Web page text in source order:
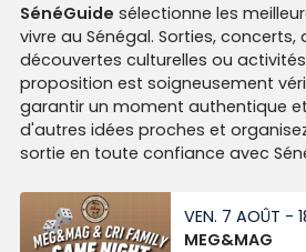
SénéGuide sélectionne les
vivre au Sénégal. Sorties, concerts,
découvertes culturelles ou
proposition est soigneusement
garantir un moment authentique et
d'autres idées proches et
sortie en toute confiance avec
VEN. 7 AOÛT -
MEG&MAG